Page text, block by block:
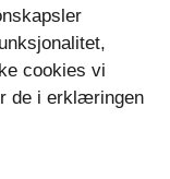
cookies vi
de i erklæringen